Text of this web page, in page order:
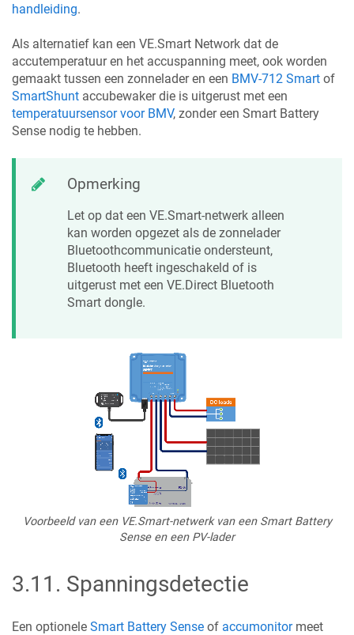
handleiding.
Als alternatief kan een VE.Smart Network dat de
accutemperatuur en het accuspanning meet, ook worden
gemaakt tussen een zonnelader en een BMV-712 Smart of
SmartShunt accubewaker die is uitgerust met een
temperatuursensor voor BMV, zonder een Smart Battery
Sense nodig te hebben.
Opmerking
Let op dat een VE.Smart-netwerk alleen
kan worden opgezet als de zonnelader
Bluetoothcommunicatie ondersteunt,
Bluetooth heeft ingeschakeld of is
uitgerust met een VE.Direct Bluetooth
Smart dongle.
Voorbeeld van een VE.Smart-netwerk van een Smart Battery
Sense en een PV-lader
3.11 . Spanningsdetectie
Een optionele Smart Battery Sense of accumonitormeet